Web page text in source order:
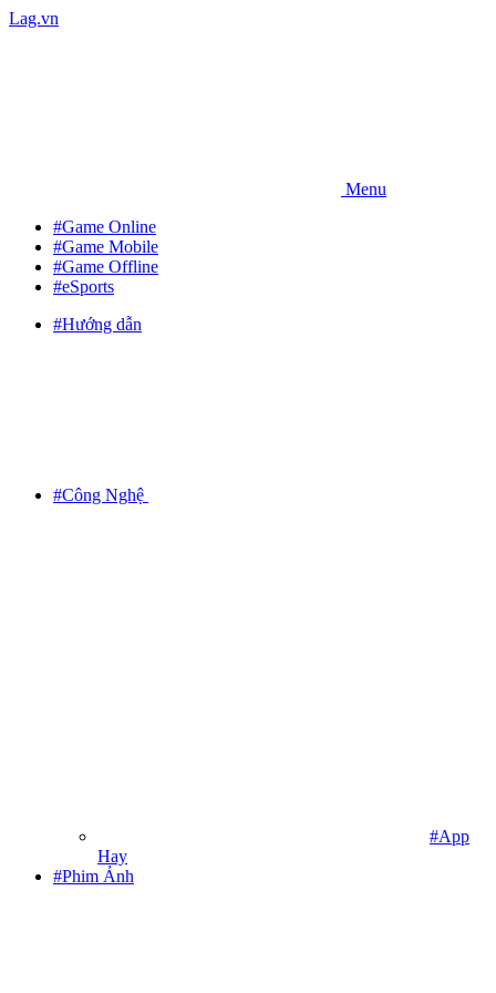
Lag.vn
Menu
#Game Online
#Game Mobile
#Game Offline
#eSports
#Hướng dẫn
#Công Nghệ
#App
Hay
#Phim Ảnh